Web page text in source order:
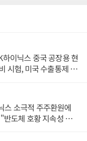
이닉스 중국 공장용 현
시험, 미국 수출통제 대
스 소극적 주주환원에
반도체 호황 지속성 의